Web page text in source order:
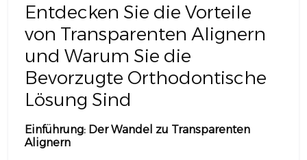
Entdecken Sie die Vorteile
von Transparenten Alignern
und Warum Sie die
Bevorzugte Orthodontische
Lösung Sind
Einführung: Der Wandel zu Transparenten
Alignern